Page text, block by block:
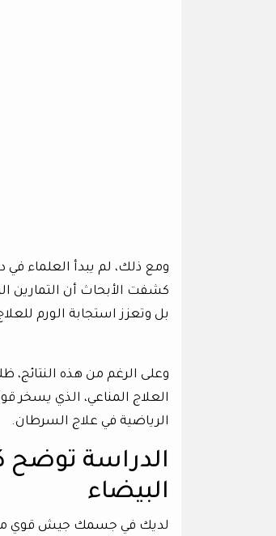
ومع ذلك، لم يبدأ العلماء في
كشفت الأبحاث أن التمارين
بل وتعزز استجابة الورم
وعلى الرغم من هذه
العلاج المناعي، الذي يسخر
الرياضية في علاج السرطان.
الدراسة توضح
البيضاء
لديك في جسمك جيش قوي من